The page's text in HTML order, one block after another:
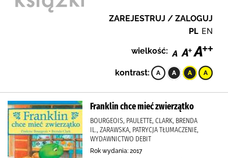
ZAREJESTRUJ / ZALOGUJ
PL EN
wielkość:
kontrast:
Franklin chce mieć zwierzątko
BOURGEOIS, PAULETTE, CLARK, BRENDA
IL., ZARAWSKA, PATRYCJA TŁUMACZENIE,
WYDAWNICTWO DEBIT
Rok wydania: 2017